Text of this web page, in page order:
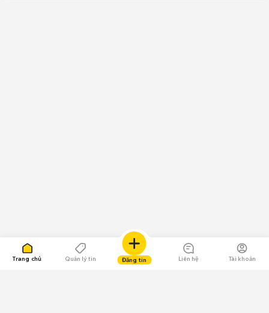
Trang chủ Quản lý tin Đăng tin Liên hệ Tài khoản